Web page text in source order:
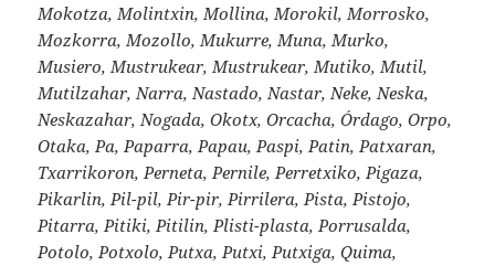
Mokotza, Molintxin, Mollina, Morokil, Morrosko,
Mozkorra, Mozollo, Mukurre, Muna, Murko,
Musiero, Mustrukear, Mustrukear, Mutiko, Mutil,
Mutilzahar, Narra, Nastado, Nastar, Neke, Neska,
Neskazahar, Nogada, Okotx, Orcacha, Órdago, Orpo,
Otaka, Pa, Paparra, Papau, Paspi, Patin, Patxaran,
Txarrikoron, Perneta, Pernile, Perretxiko, Pigaza,
Pikarlin, Pil-pil, Pir-pir, Pirrilera, Pista, Pistojo,
Pitarra, Pitiki, Pitilin, Plisti-plasta, Porrusalda,
Potolo, Potxolo, Putxa, Putxi, Putxiga, Quima,